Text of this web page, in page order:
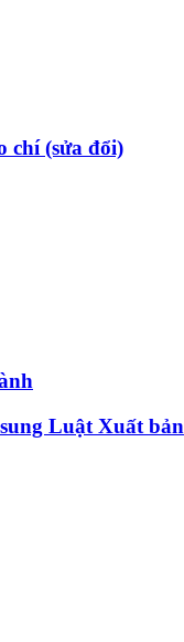
chí (sửa đổi)
Luật Xuất bản